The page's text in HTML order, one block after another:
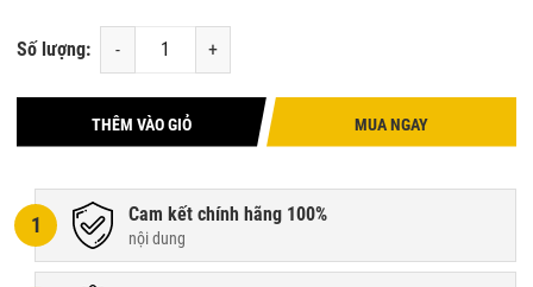
Số lượng: - +
THÊM VÀO GIỎ MUA NGAY
1 Cam kết chính hãng 100%
nội dung